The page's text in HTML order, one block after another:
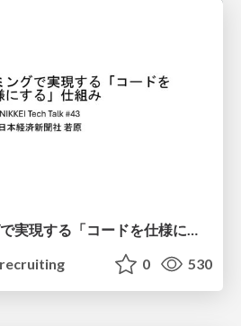
0 530